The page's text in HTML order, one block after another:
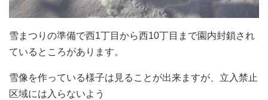
雪まつりの準備で西1丁目から西10丁目まで園内封鎖され
ているところがあります。
雪像を作っている様子は見ることが出来ますが、立入禁止
区域には入らないよう